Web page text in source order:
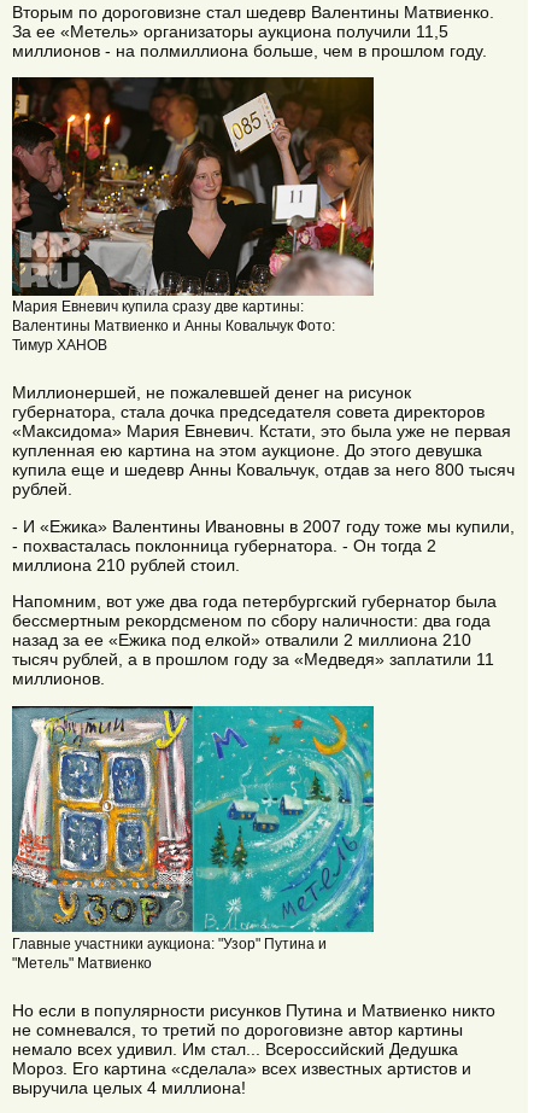
Вторым по дороговизне стал шедевр Валентины Матвиенко.
За ее «Метель» организаторы аукциона получили 11,5
миллионов - на полмиллиона больше, чем в прошлом году.
Мария Евневич купила сразу две картины:
Валентины Матвиенко и Анны Ковальчук Фото:
Тимур ХАНОВ
Миллионершей, не пожалевшей денег на рисунок
губернатора, стала дочка председателя совета директоров
«Максидома» Мария Евневич. Кстати, это была уже не первая
купленная ею картина на этом аукционе. До этого девушка
купила еще и шедевр Анны Ковальчук, отдав за него 800 тысяч
рублей.
- И «Ежика» Валентины Ивановны в 2007 году тоже мы купили,
- похвасталась поклонница губернатора. - Он тогда 2
миллиона 210 рублей стоил.
Напомним, вот уже два года петербургский губернатор была
бессмертным рекордсменом по сбору наличности: два года
назад за ее «Ежика под елкой» отвалили 2 миллиона 210
тысяч рублей, а в прошлом году за «Медведя» заплатили 11
миллионов.
Главные участники аукциона: "Узор" Путина и
"Метель" Матвиенко
Но если в популярности рисунков Путина и Матвиенко никто
не сомневался, то третий по дороговизне автор картины
немало всех удивил. Им стал... Всероссийский Дедушка
Мороз. Его картина «сделала» всех известных артистов и
выручила целых 4 миллиона!